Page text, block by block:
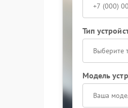
Тип
Выберите
Модель